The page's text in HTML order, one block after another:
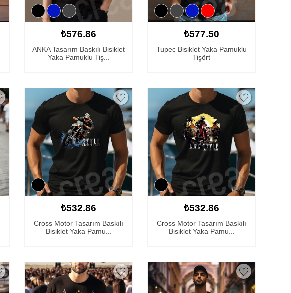
₺576.86
ANKA Tasarım Baskılı Bisiklet
Yaka Pamuklu Tiş...
₺577.50
Tupec Bisiklet Yaka Pamuklu
Tişört
₺532.86
Cross Motor Tasarım Baskılı
Bisiklet Yaka Pamu...
₺532.86
Cross Motor Tasarım Baskılı
Bisiklet Yaka Pamu...